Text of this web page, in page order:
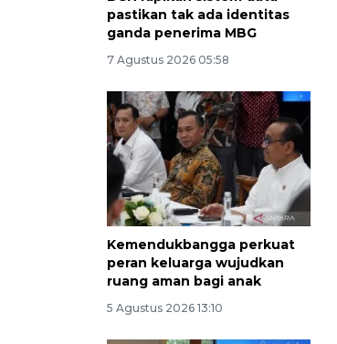
pastikan tak ada identitas
ganda penerima MBG
7 Agustus 2026 05:58
Kemendukbangga perkuat
peran keluarga wujudkan
ruang aman bagi anak
5 Agustus 2026 13:10